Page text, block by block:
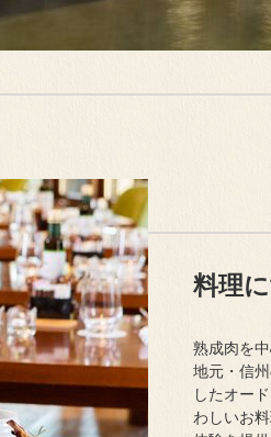
料理
熟成肉を
地元・信
したオー
わしいお